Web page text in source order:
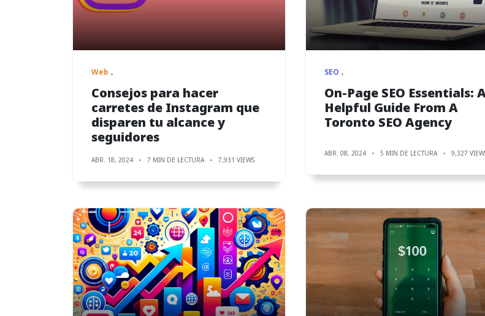
Web
Consejos para hacer
carretes de Instagram que
disparen tu alcance y
seguidores
ABR. 18, 2024 7 MIN DE LECTURA 7,931 VIEWS
SEO
On-Page SEO Essentials:
Helpful Guide From A
Toronto SEO Agency
ABR. 08, 2024 5 MIN DE LECTURA 9,327